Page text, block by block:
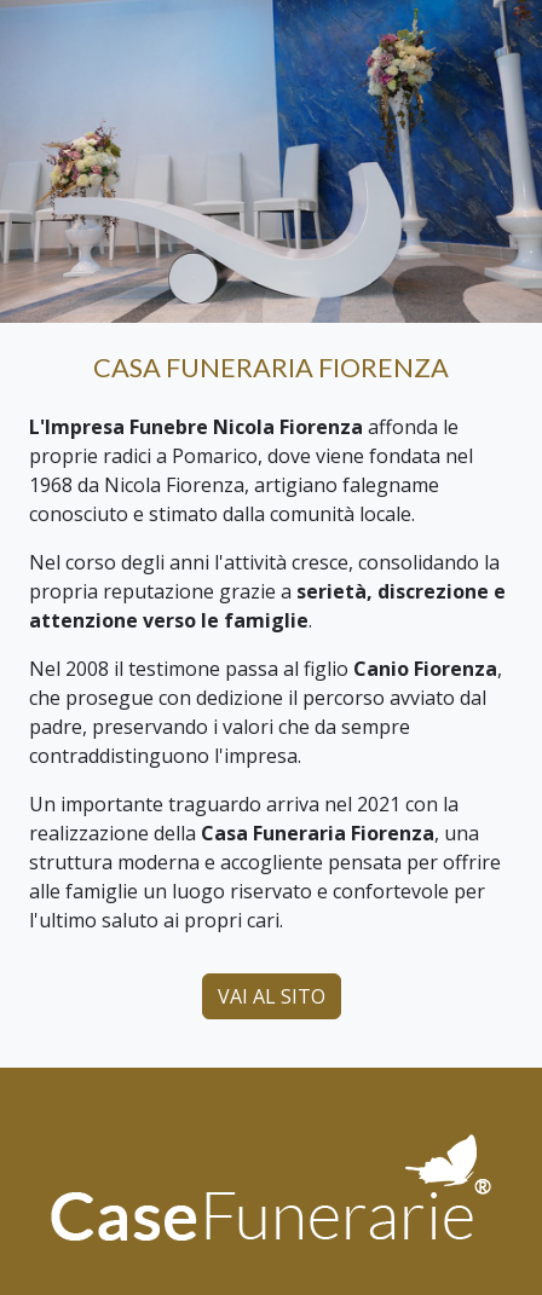
CASA FUNERARIA FIORENZA
L'Impresa Funebre Nicola Fiorenza affonda le
proprie radici a Pomarico, dove viene fondata nel
1968 da Nicola Fiorenza, artigiano falegname
conosciuto e stimato dalla comunità locale.
Nel corso degli anni l'attività cresce, consolidando la
propria reputazione grazie a serietà, discrezione e
attenzione verso le famiglie.
Nel 2008 il testimone passa al figlio Canio Fiorenza,
che prosegue con dedizione il percorso avviato dal
padre, preservando i valori che da sempre
contraddistinguono l'impresa.
Un importante traguardo arriva nel 2021 con la
realizzazione della Casa Funeraria Fiorenza, una
struttura moderna e accogliente pensata per offrire
alle famiglie un luogo riservato e confortevole per
l'ultimo saluto ai propri cari.
VAI AL SITO